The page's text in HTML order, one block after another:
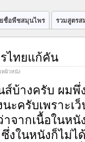
ชื่อพืชสมุนไพร รวมสูตรส
ไทยแก้คัน
คผิวหนัง
บ้างครับ ผมพึ่
ครับเพราะเ
ากเนื้อในหนั
งในหนังก็ไม่ไ